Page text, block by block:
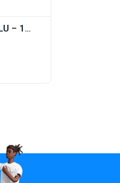
DENISS Z KATLI HAVLU – 130 YAPRAK